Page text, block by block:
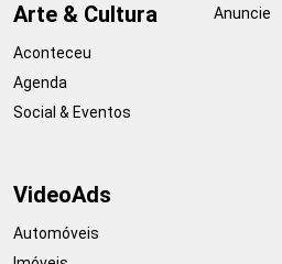
Arte & Cultura
Aconteceu
Agenda
Social & Eventos
Anuncie
VideoAds
Automóveis